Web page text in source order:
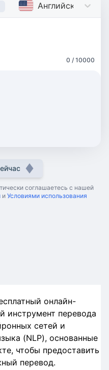
Английский
0 / 10000
соглашаетесь с нашей
и Условиями использования
онлайн-
инструмент перевода
сетей и
(NLP), основанные
чтобы предоставить
перевод.